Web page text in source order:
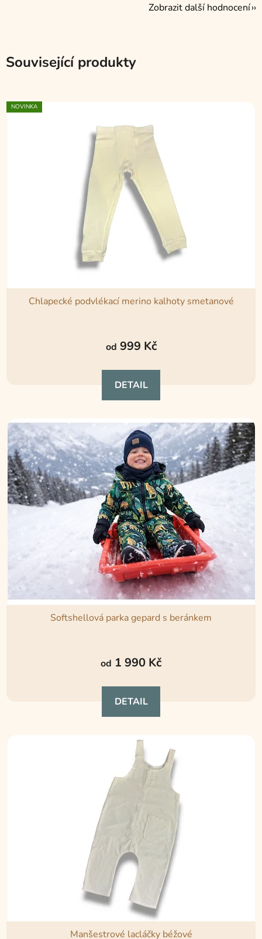
Zobrazit další hodnocení
Související produkty
NOVINKA
Chlapecké podvlékací merino kalhoty smetanové
od 999 Kč
DETAIL
Softshellová parka gepard s beránkem
hodnocení
je
4,8
z
hvězdiček.
od 1 990 Kč
DETAIL
Manšestrové lacláčky béžové